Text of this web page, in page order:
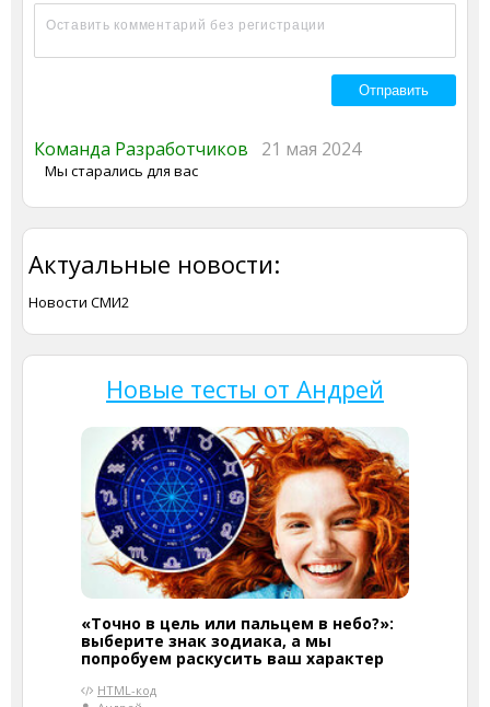
Команда Разработчиков 21 мая 2024
Мы старались для вас
Актуальные новости:
Новости СМИ2
Новые тесты от Андрей
«Точно в цель или пальцем в небо?»:
выберите знак зодиака, а мы
попробуем раскусить ваш характер
HTML-код